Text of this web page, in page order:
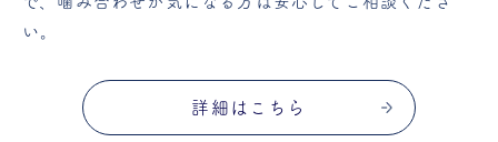
い。
詳細はこちら